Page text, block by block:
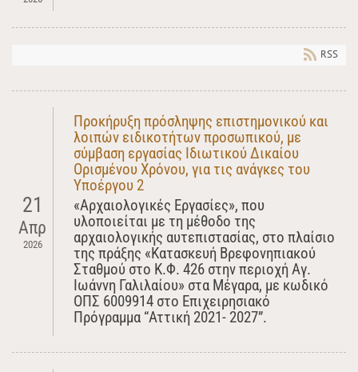
RSS
21
Απρ
2026
Προκήρυξη πρόσληψης επιστημονικού και
λοιπών ειδικοτήτων προσωπικού, με
σύμβαση εργασίας Ιδιωτικού Δικαίου
Ορισμένου Χρόνου, για τις ανάγκες του
Yποέργου 2
«Αρχαιολογικές Εργασίες», που
υλοποιείται με τη μέθοδο της
αρχαιολογικής αυτεπιστασίας, στο πλαίσιο
της πράξης «Κατασκευή Βρεφονηπιακού
Σταθμού στο Κ.Φ. 426 στην περιοχή Αγ.
Ιωάννη Γαλιλαίου» στα Μέγαρα, με κωδικό
ΟΠΣ 6009914 στο Επιχειρησιακό
Πρόγραμμα “Αττική 2021- 2027”.